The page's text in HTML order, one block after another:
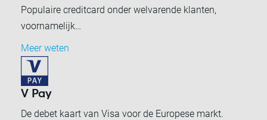
Populaire creditcard onder welvarende klanten,
voornamelijk…
Meer weten
V Pay
De debet kaart van Visa voor de Europese markt.